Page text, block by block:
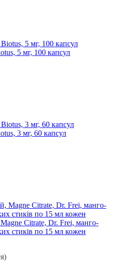
5 мг, 100 капсул
3 мг, 60 капсул
Citrate, Dr. Frei, манго-
стиків по 15 мл кожен